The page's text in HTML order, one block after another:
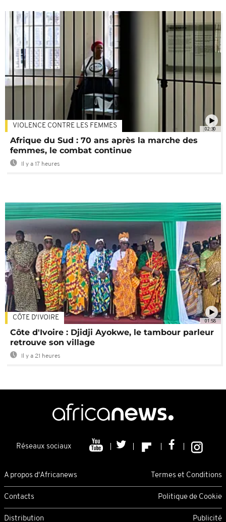
02:30
VIOLENCE CONTRE LES FEMMES
Afrique du Sud : 70 ans après la marche des
femmes, le combat continue
Il y a 17 heures
01:58
CÔTE D'IVOIRE
Côte d'Ivoire : Djidji Ayokwe, le tambour parleur
retrouve son village
Il y a 21 heures
Réseaux sociaux
A propos d'Africanews Termes et Conditions
Contacts Politique de Cookie
Distribution Publicité